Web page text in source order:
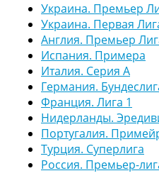
Украина. Премьер
Украина. Первая
Англия. Премьер
Испания. Примера
Италия. Серия А
Германия.
Франция. Лига 1
Нидерланды.
Португалия.
Турция. Суперлига
Россия. Премьер-